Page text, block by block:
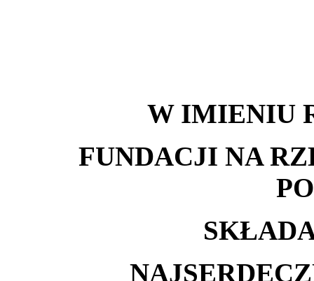
W IMIENIU
FUNDACJI NA